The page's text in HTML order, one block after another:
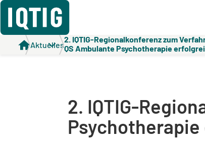
Aktuelles
2. IQTIG-Regionalkonferenz zum
QS Ambulante Psychotherapie
2. IQTIG-